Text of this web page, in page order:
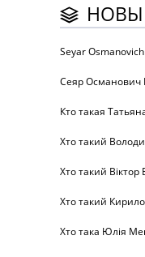
Seyar
Сеяр Османович
Кто такая
Хто такий
Хто такий Віктор
Хто такий
Хто така Юлія